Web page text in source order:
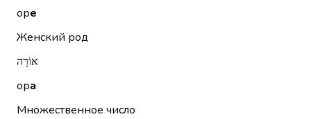
оре
Женский род
אוֹרָה
ора
Множественное число